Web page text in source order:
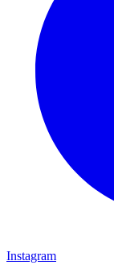
Instagram